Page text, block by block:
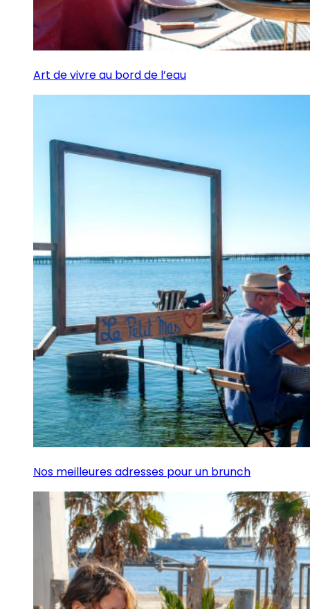
Art de vivre au bord de l’eau
Nos meilleures adresses pour un brunch